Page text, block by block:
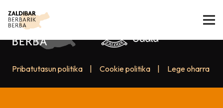
Pribatutasun politika Cookie politika Lege oharra